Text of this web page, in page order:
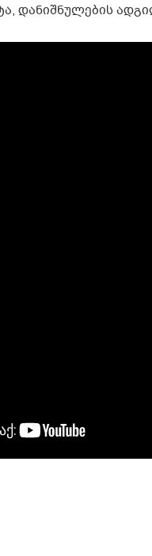
დანიშნულების